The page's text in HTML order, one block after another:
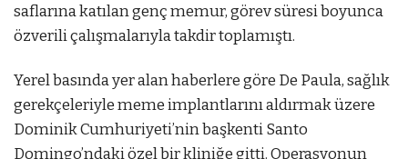
saflarına katılan genç memur, görev süresi boyunca
özverili çalışmalarıyla takdir toplamıştı.
Yerel basında yer alan haberlere göre De Paula, sağlık
gerekçeleriyle meme implantlarını aldırmak üzere
Dominik Cumhuriyeti’nin başkenti Santo
Domingo’ndaki özel bir kliniğe gitti. Operasyonun